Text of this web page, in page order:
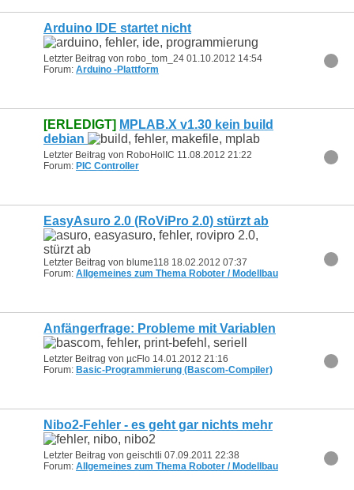
Arduino IDE startet nicht
Letzter Beitrag von robo_tom_24 01.10.2012 14:54
Forum: Arduino -Plattform
[ERLEDIGT] MPLAB.X v1.30 kein build
debian
Letzter Beitrag von RoboHolIC 11.08.2012 21:22
Forum: PIC Controller
EasyAsuro 2.0 (RoViPro 2.0) stürzt ab
Letzter Beitrag von blume118 18.02.2012 07:37
Forum: Allgemeines zum Thema Roboter / Modellbau
Anfängerfrage: Probleme mit Variablen
Letzter Beitrag von µcFlo 14.01.2012 21:16
Forum: Basic-Programmierung (Bascom-Compiler)
Nibo2-Fehler - es geht gar nichts mehr
Letzter Beitrag von geischtli 07.09.2011 22:38
Forum: Allgemeines zum Thema Roboter / Modellbau